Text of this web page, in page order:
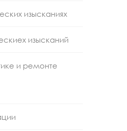
изысканиях
изысканий
и ремонте